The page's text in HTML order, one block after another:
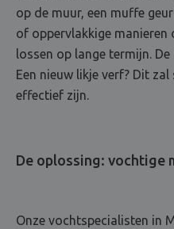
op de muur, een muffe
of oppervlakkige
lossen op lange termijn.
Een nieuw likje verf? Dit
effectief zijn.
De oplossing: vochtige
Onze vochtspecialisten in